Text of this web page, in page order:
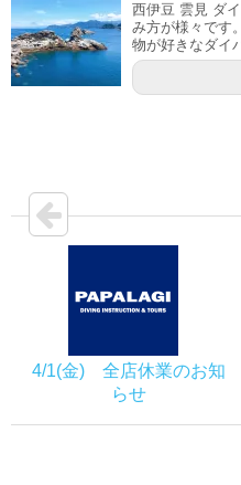
西伊豆 雲見 ダ
み方が様々です
物が好きなダイ
4/1(金) 全店休業のお知
らせ